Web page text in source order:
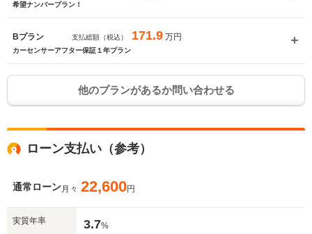
希望ナンバープラン！
Bプラン 支払総額（税込） 171.9 万円
カーセンサーアフター保証１年プラン
他のプランがあるか問い合わせる
ローン支払い（参考）
通常ローン月々 22,600円
実質年率 3.7%